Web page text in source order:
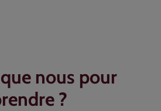
nous pour
?